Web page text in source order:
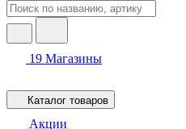
19 Магазины
Каталог товаров
Акции